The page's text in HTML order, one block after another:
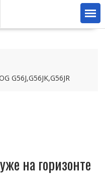
G56J,G56JK,G56JR
на горизонте